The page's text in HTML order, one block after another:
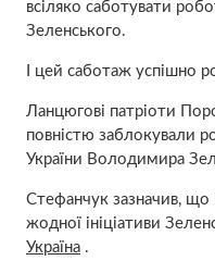
всіляко саботувати
Зеленського.
І цей саботаж успішно
Ланцюгові патріоти
повністю заблокували
України Володимира
Стефанчук зазначив, що
жодної ініціативи
Україна.